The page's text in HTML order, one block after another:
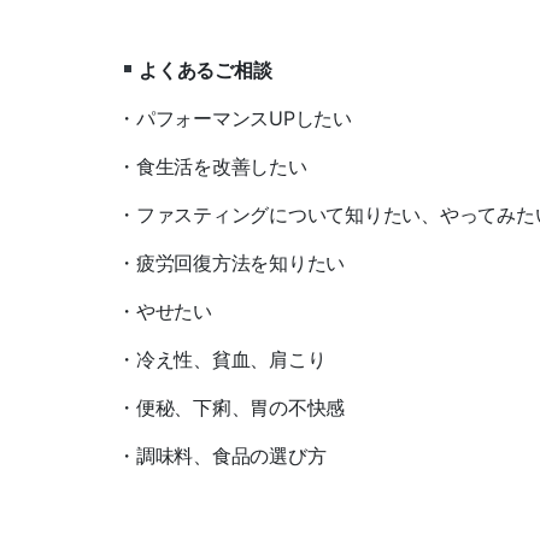
よくあるご相談
・パフォーマンスUPしたい
・食生活を改善したい
・ファスティングについて知りたい、やってみた
・疲労回復方法を知りたい
・やせたい
・冷え性、貧血、肩こり
・便秘、下痢、胃の不快感
・調味料、食品の選び方